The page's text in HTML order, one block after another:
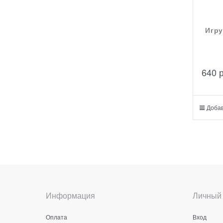
640
Информация
Оплата
Личный
Вход